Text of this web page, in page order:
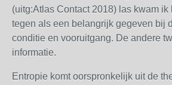
(uitg:Atlas Contact 2018) las kwam
tegen als een belangrijk gegeven bij
conditie en vooruitgang. De andere
informatie.
Entropie komt oorspronkelijk uit de